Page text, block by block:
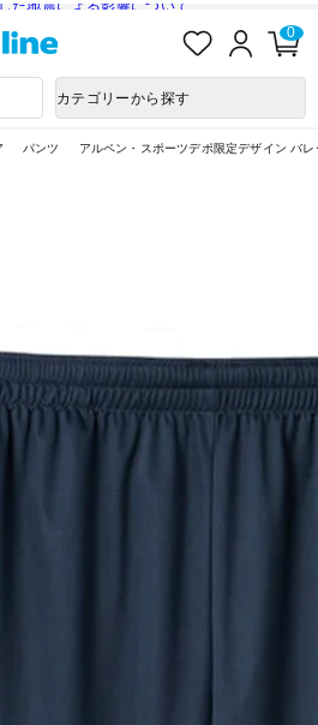
た地震による影響について
入
ロ
ン
0
カテゴリーから探す
パンツ アルペン・スポーツデポ限定デザイン バ